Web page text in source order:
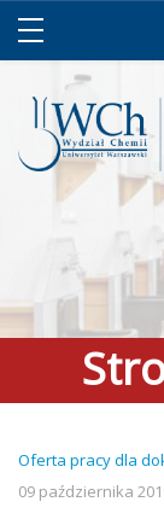
Oferta pracy dla
09 października